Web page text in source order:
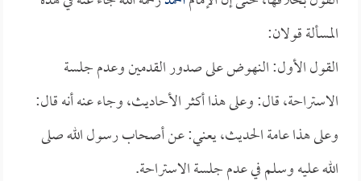
المسألة قولان:
القول الأول: النهوض على صدور القدمين وعدم جلسة
الاستراحة، قال: وعلى هذا أكثر الأحاديث، وجاء عنه أنه قال:
وعلى هذا عامة الحديث، يعني: عن أصحاب رسول الله صلى
الله عليه وسلم في عدم جلسة الاستراحة.